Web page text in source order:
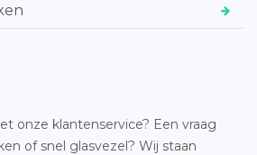
onze klantenservice? Een vraag
of snel glasvezel? Wij staan